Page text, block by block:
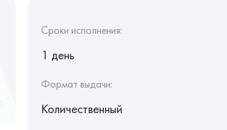
Сроки исполнения:
1 день
Формат выдачи:
Количественный